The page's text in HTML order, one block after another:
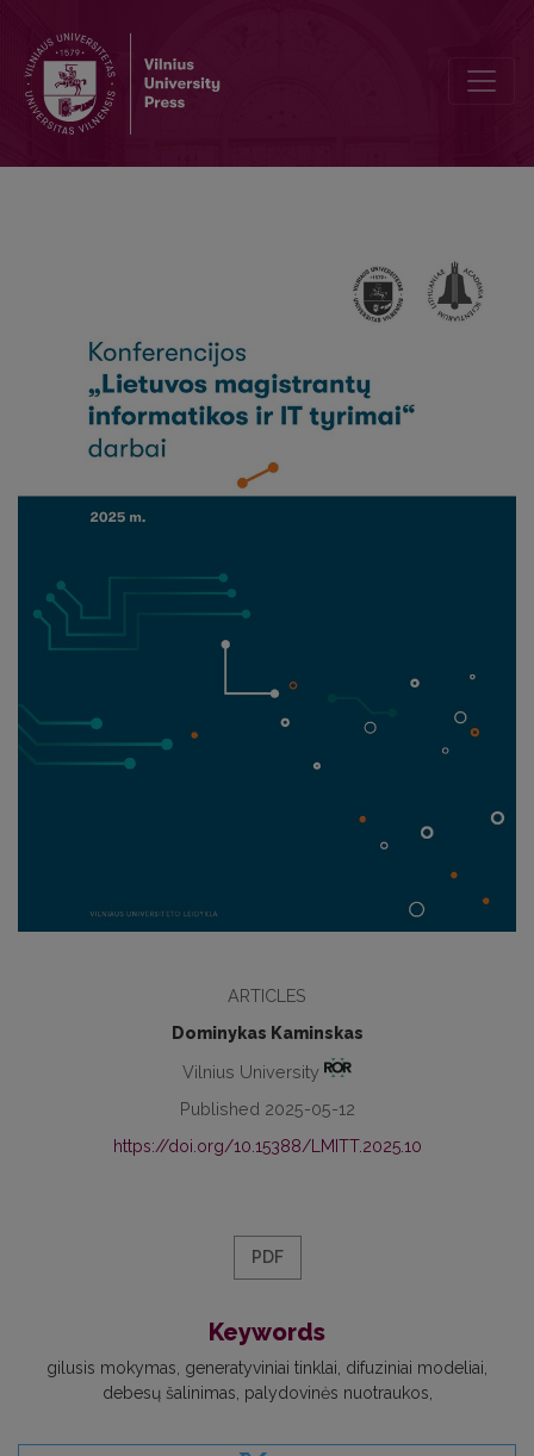
ARTICLES
Dominykas Kaminskas
Vilnius University
Published 2025-05-12
https://doi.org/10.15388/LMITT.2025.10
PDF
Keywords
gilusis mokymas generatyviniai tinklai difuziniai modeliai
debesų šalinimas palydovinės nuotraukos